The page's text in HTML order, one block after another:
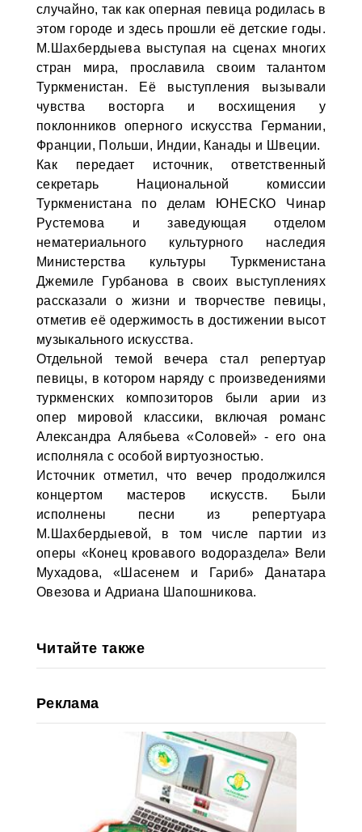
случайно, так как оперная певица родилась в
этом городе и здесь прошли её детские годы.
М.Шахбердыева выступая на сценах многих
стран мира, прославила своим талантом
Туркменистан. Её выступления вызывали
чувства восторга и восхищения у
поклонников оперного искусства Германии,
Франции, Польши, Индии, Канады и Швеции.
Как передает источник, ответственный
секретарь Национальной комиссии
Туркменистана по делам ЮНЕСКО Чинар
Рустемова и заведующая отделом
нематериального культурного наследия
Министерства культуры Туркменистана
Джемиле Гурбанова в своих выступлениях
рассказали о жизни и творчестве певицы,
отметив её одержимость в достижении высот
музыкального искусства.
Отдельной темой вечера стал репертуар
певицы, в котором наряду с произведениями
туркменских композиторов были арии из
опер мировой классики, включая романс
Александра Алябьева «Соловей» - его она
исполняла с особой виртуозностью.
Источник отметил, что вечер продолжился
концертом мастеров искусств. Были
исполнены песни из репертуара
М.Шахбердыевой, в том числе партии из
оперы «Конец кровавого водораздела» Вели
Мухадова, «Шасенем и Гариб» Данатара
Овезова и Адриана Шапошникова.
Читайте также
Реклама